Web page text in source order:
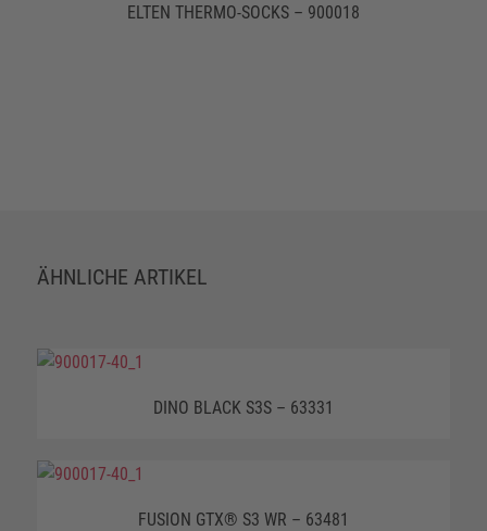
ELTEN THERMO-SOCKS – 900018
ÄHNLICHE ARTIKEL
DINO BLACK S3S – 63331
FUSION GTX® S3 WR – 63481